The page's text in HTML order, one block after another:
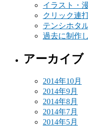
イラスト・
クリック連
テンシホタ
過去に制作
アーカイブ
2014年10月
2014年9月
2014年8月
2014年7月
2014年5月